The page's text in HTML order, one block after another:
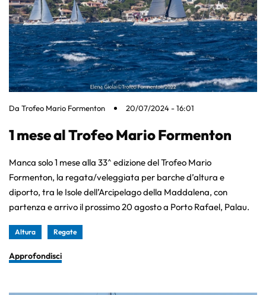
Da Trofeo Mario Formenton 20/07/2024 - 16:01
1 mese al Trofeo Mario Formenton
Manca solo 1 mese alla 33^ edizione del Trofeo Mario
Formenton, la regata/veleggiata per barche d’altura e
diporto, tra le Isole dell’Arcipelago della Maddalena, con
partenza e arrivo il prossimo 20 agosto a Porto Rafael, Palau.
Altura Regate
Approfondisci